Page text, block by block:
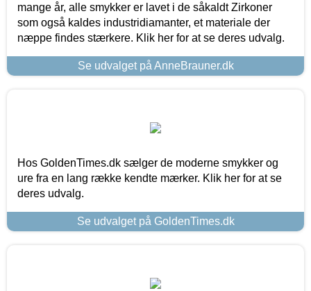
mange år, alle smykker er lavet i de såkaldt Zirkoner
som også kaldes industridiamanter, et materiale der
næppe findes stærkere. Klik her for at se deres udvalg.
Se udvalget på AnneBrauner.dk
Hos GoldenTimes.dk sælger de moderne smykker og
ure fra en lang række kendte mærker. Klik her for at se
deres udvalg.
Se udvalget på GoldenTimes.dk